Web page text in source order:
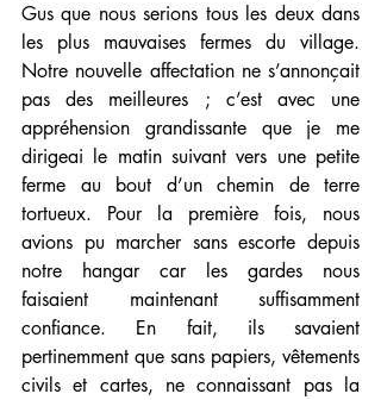
Gus que nous serions tous les deux dans
les plus mauvaises fermes du village.
Notre nouvelle affectation ne s’annonçait
pas des meilleures ; c’est avec une
appréhension grandissante que je me
dirigeai le matin suivant vers une petite
ferme au bout d’un chemin de terre
tortueux. Pour la première fois, nous
avions pu marcher sans escorte depuis
notre hangar car les gardes nous
faisaient maintenant suffisamment
confiance. En fait, ils savaient
pertinemment que sans papiers, vêtements
civils et cartes, ne connaissant pas la